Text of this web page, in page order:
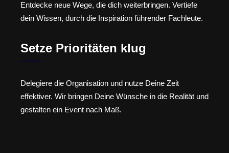
Entdecke neue Wege, die dich weiterbringen. Vertiefe
dein Wissen, durch die Inspiration führender Fachleute.
Setze Prioritäten klug
Delegiere die Organisation und nutze Deine Zeit
effektiver. Wir bringen Deine Wünsche in die Realität und
gestalten ein Event nach Maß.